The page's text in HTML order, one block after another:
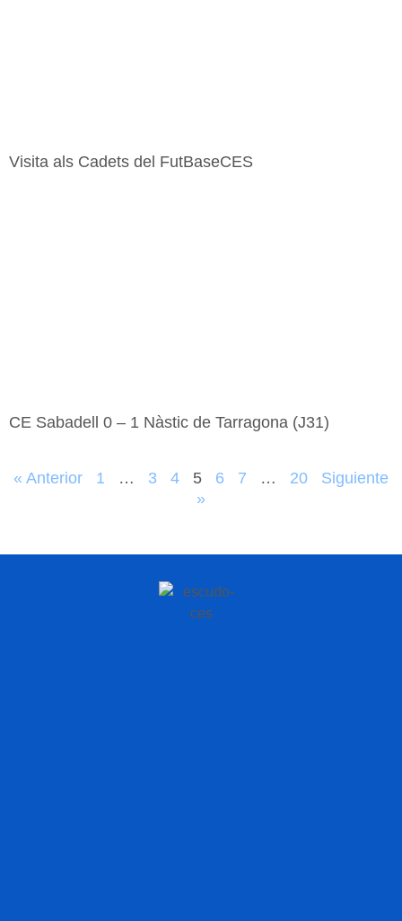
Visita als Cadets del FutBaseCES
CE Sabadell 0 – 1 Nàstic de Tarragona (J31)
« Anterior 1 … 3 4 5 6 7 … 20
Siguiente
»